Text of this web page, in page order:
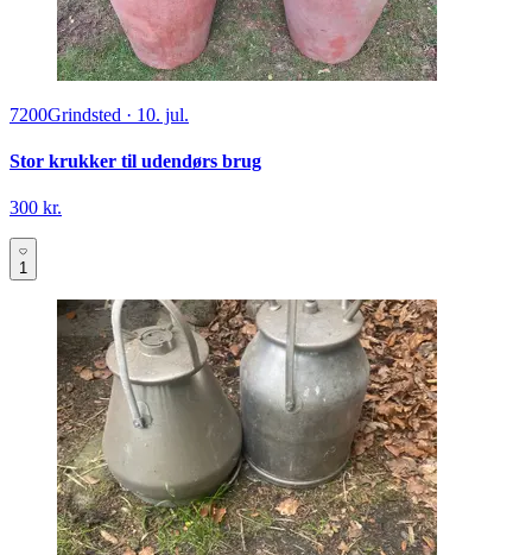
7200Grindsted · 10. jul.
Stor krukker til udendørs brug
300 kr.
1